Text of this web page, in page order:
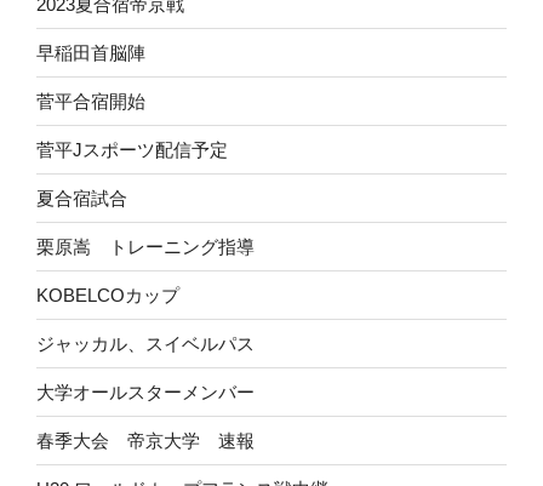
早稲田首脳陣
菅平合宿開始
菅平Jスポーツ配信予定
夏合宿試合
栗原嵩 トレーニング指導
KOBELCOカップ
ジャッカル、スイベルパス
大学オールスターメンバー
春季大会 帝京大学 速報